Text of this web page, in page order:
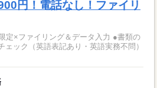
円！電話なし！ファイリ
定×ファイリング＆データ入力 ●書類の
ック（英語表記あり・英語実務不問）